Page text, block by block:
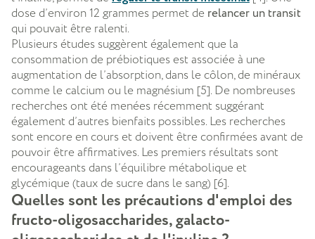
dose d’environ 12 grammes permet de relancer un transit
qui pouvait être ralenti.
Plusieurs études suggèrent également que la
consommation de prébiotiques est associée à une
augmentation de l’absorption, dans le côlon, de minéraux
comme le calcium ou le magnésium [5]. De nombreuses
recherches ont été menées récemment suggérant
également d’autres bienfaits possibles. Les recherches
sont encore en cours et doivent être confirmées avant de
pouvoir être affirmatives. Les premiers résultats sont
encourageants dans l’équilibre métabolique et
glycémique (taux de sucre dans le sang) [6].
Quelles sont les précautions d'emploi des
fructo-oligosaccharides, galacto-